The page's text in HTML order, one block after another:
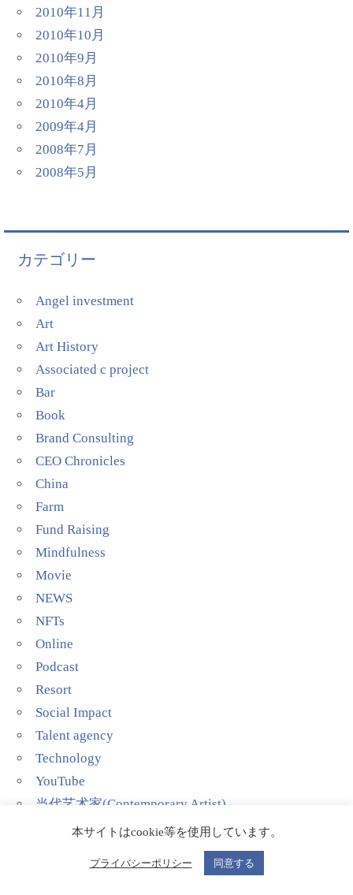
2010年11月
2010年10月
2010年9月
2010年8月
2010年4月
2009年4月
2008年7月
2008年5月
カテゴリー
Angel investment
Art
Art History
Associated c project
Bar
Book
Brand Consulting
CEO Chronicles
China
Farm
Fund Raising
Mindfulness
Movie
NEWS
NFTs
Online
Podcast
Resort
Social Impact
Talent agency
Technology
YouTube
当代艺术家(Contemporary Artist)
影院剧场(Theater)
演员艺人(Actor/Actress)
本サイトはcookie等を使用しています。
プライバシーポリシー 同意する